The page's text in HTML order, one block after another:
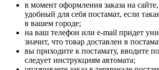
в момент оформления заказа на
удобный для себя постамат, если
в вашем городе;
на ваш телефон или e-mail придет
значит, что товар доставлен в
вы приходите к постамату, вводите
следует инструкциям автомата;